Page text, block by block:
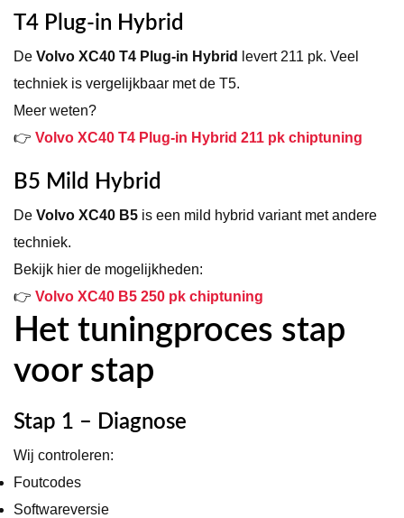
T4 Plug-in Hybrid
De Volvo XC40 T4 Plug-in Hybrid
levert 211 pk. Veel
techniek is vergelijkbaar met de T5.
Meer weten?
👉 Volvo XC40 T4 Plug-in Hybrid 211 pk chiptuning
B5 Mild Hybrid
De Volvo XC40 B5 is een mild hybrid variant met andere
techniek.
Bekijk hier de mogelijkheden:
👉 Volvo XC40 B5 250 pk chiptuning
Het tuningproces stap
voor stap
Stap 1 – Diagnose
Wij controleren:
Foutcodes
Softwareversie